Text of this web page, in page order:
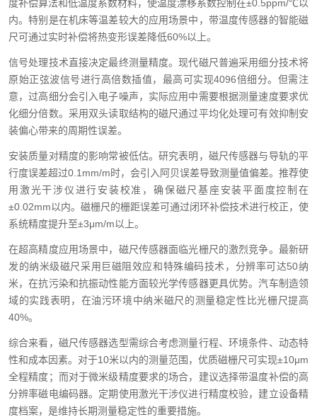
度补偿算法和低温度系数材料，使温度漂移系数控制在±0.5ppm/℃以
内。特别是在机床等温差较大的应用场景中，带温度传感器的智能磁
尺可通过实时补偿将热变形误差降低60%以上。
信号处理技术直接决定最终测量精度。现代磁尺普遍采用细分技术将
原始正弦波信号进行高倍数插值，最高可实现4096倍细分。但需注
意，过高细分会引入电子噪声，实际应用中需要根据测量速度要求优
化细分倍数。采用双头读取结构的磁尺通过平均化处理可有效抑制安
装偏心带来的周期性误差。
安装质量对精度的影响常被低估。研究表明，磁尺传感器与导轨的平
行度误差超过0.1mm/m时，会引入阿贝误差导致测量值偏差。推荐使
用激光干涉仪进行安装校准，确保磁尺基座安装平面度控制在
±0.02mm以内。磁栅尺的栅距误差可通过闭环补偿技术进行校正，使
系统精度提升至±3μm/m以上。
在超高精度应用场景中，磁尺传感器面临光栅尺的激烈竞争。最新研
发的纳米级磁尺采用巨磁阻效应和特殊编码技术，分辨率可达50纳
米，在抗污染和抗振动性能方面较光学传感器更具优势。汽车制造领
域的实践表明，在油污环境中纳米磁尺的测量稳定性比光栅尺提高
40%。
综合来看，磁尺传感器选型需综合考虑测量行程、环境条件、动态特
性和成本因素。对于10米以内的测量范围，优质磁栅尺可实现±10μm
全程精度；而对于微米级精度要求的场合，建议选择带温度补偿的高
分辨率磁电编码器。定期使用激光干涉仪进行精度校验，建立设备精
度档案，是维持长期测量稳定性的重要措施。